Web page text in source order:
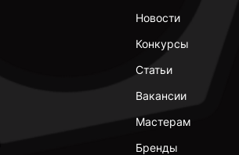
Новости
Конкурсы
Статьи
Вакансии
Мастерам
Бренды